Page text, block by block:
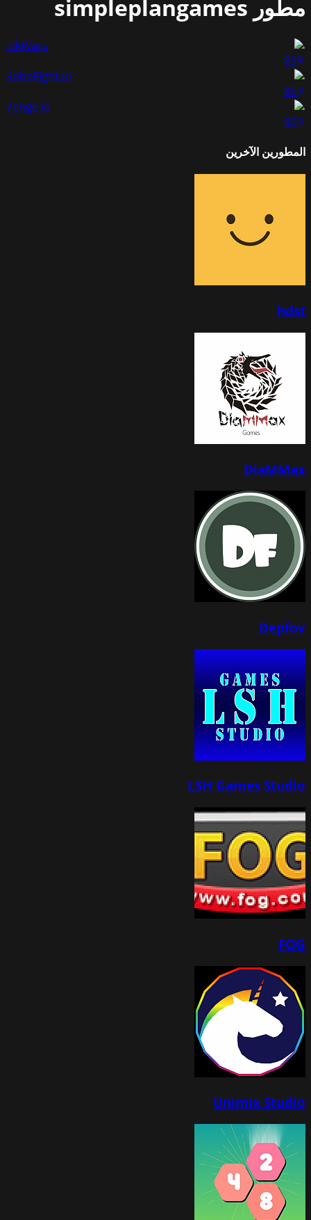
مطور simpleplangames
InkWars
83%
RoboFight.io
86%
Venge.io
90%
المطورين الآخرين
hdst
DiaMMax
Depfov
LSH Games Studio
FOG
Unimix Studio